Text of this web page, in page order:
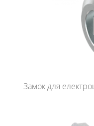
Замок для